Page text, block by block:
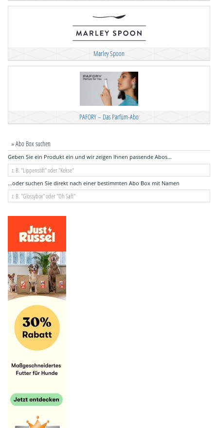
Marley Spoon
PAFORY – Das Parfüm-Abo
» Abo Box suchen
Geben Sie ein Produkt ein und wir zeigen Ihnen passende Abos...
...oder suchen Sie direkt nach einer bestimmten Abo Box mit Namen